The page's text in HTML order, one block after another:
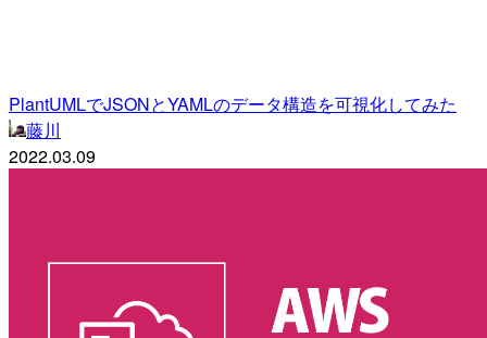
PlantUMLでJSONとYAMLのデータ構造を可視化してみた
藤川
2022.03.09